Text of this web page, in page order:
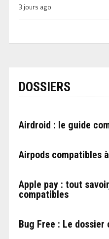
3 jours ago
DOSSIERS
Airdroid : le guide
Airpods compatibles
Apple pay : tout
compatibles
Bug Free : Le dossier